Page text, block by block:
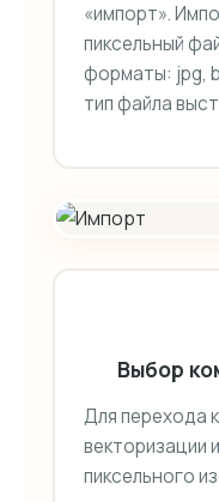
«импорт».
пиксельный
форматы: jpg,
тип файла
Выбор
Для перехода
векторизации
пиксельного